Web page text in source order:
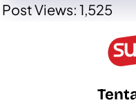
Post Views: 1,525